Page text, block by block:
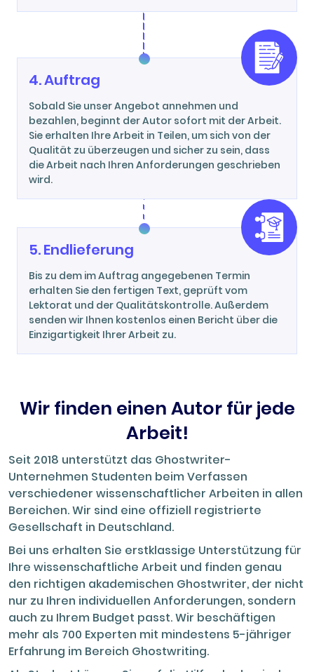
4. Auftrag
Sobald Sie unser Angebot annehmen und
bezahlen, beginnt der Autor sofort mit der Arbeit.
Sie erhalten Ihre Arbeit in Teilen, um sich von der
Qualität zu überzeugen und sicher zu sein, dass
die Arbeit nach Ihren Anforderungen geschrieben
wird.
5. Endlieferung
Bis zu dem im Auftrag angegebenen Termin
erhalten Sie den fertigen Text, geprüft vom
Lektorat und der Qualitätskontrolle. Außerdem
senden wir Ihnen kostenlos einen Bericht über die
Einzigartigkeit Ihrer Arbeit zu.
Wir finden einen Autor für jede
Arbeit!
Seit 2018 unterstützt das Ghostwriter-
Unternehmen Studenten beim Verfassen
verschiedener wissenschaftlicher Arbeiten in allen
Bereichen. Wir sind eine offiziell registrierte
Gesellschaft in Deutschland.
Bei uns erhalten Sie erstklassige Unterstützung für
Ihre wissenschaftliche Arbeit und finden genau
den richtigen akademischen Ghostwriter, der nicht
nur zu Ihren individuellen Anforderungen, sondern
auch zu Ihrem Budget passt. Wir beschäftigen
mehr als 700 Experten mit mindestens 5-jähriger
Erfahrung im Bereich Ghostwriting.